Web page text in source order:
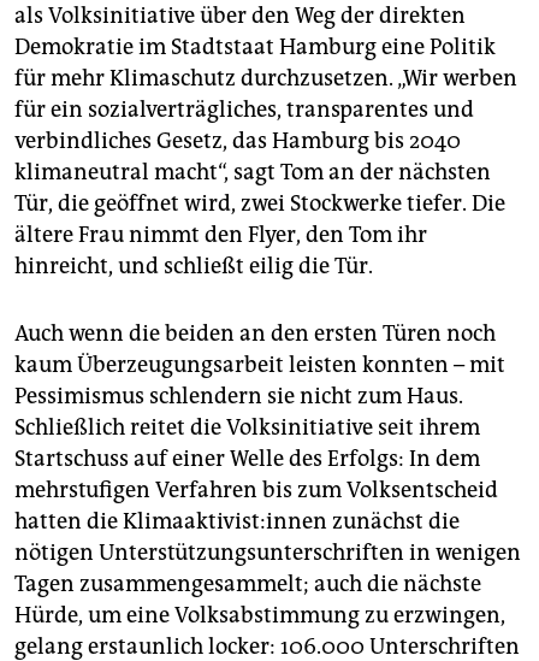
als Volksinitiative über den Weg der direkten
Demokratie im Stadtstaat Hamburg eine Politik
für mehr Klimaschutz durchzusetzen. „Wir werben
für ein sozialverträgliches, transparentes und
verbindliches Gesetz, das Hamburg bis 2040
klimaneutral macht“, sagt Tom an der nächsten
Tür, die geöffnet wird, zwei Stockwerke tiefer. Die
ältere Frau nimmt den Flyer, den Tom ihr
hinreicht, und schließt eilig die Tür.
Auch wenn die beiden an den ersten Türen noch
kaum Überzeugungsarbeit leisten konnten – mit
Pessimismus schlendern sie nicht zum Haus.
Schließlich reitet die Volksinitiative seit ihrem
Startschuss auf einer Welle des Erfolgs: In dem
mehrstufigen Verfahren bis zum Volksentscheid
hatten die Kli­ma­ak­ti­vis­t:in­nen zunächst die
nötigen Unterstützungsunterschriften in wenigen
Tagen zusammengesammelt; auch die nächste
Hürde, um eine Volksabstimmung zu erzwingen,
gelang erstaunlich locker: 106.000 Unterschriften